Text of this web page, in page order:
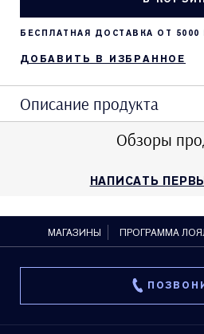
БЕСПЛАТНАЯ ДОСТАВКА ОТ 5000
ДОБАВИТЬ В ИЗБРАННОЕ
Описание продукта
Обзоры
НАПИСАТЬ
МАГАЗИНЫ ПРОГРАММА